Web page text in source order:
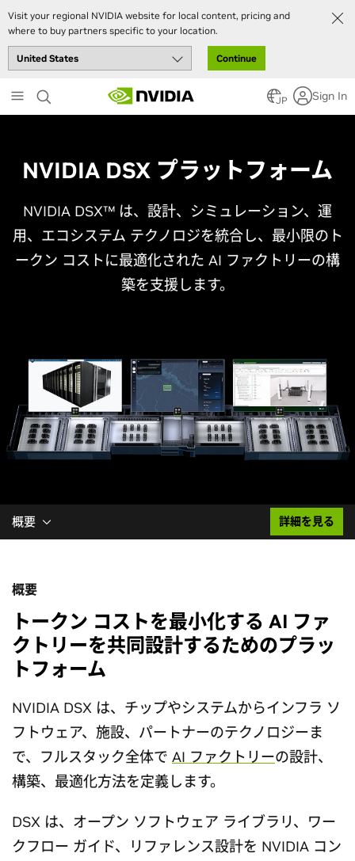
Visit your regional NVIDIA website for local content, pricing and
where to buy partners specific to your location.
Continue
to
main
JP Sign In
NVIDIA DSX プラットフォーム
NVIDIA DSX™ は、設計、シミュレーション、運
用、エコシステム テクノロジを統合し、最小限のト
ークン コストに最適化された AI ファクトリーの構
築を支援します。
概要 詳細を見る
概要
トークン コストを最小化する AI ファ
クトリーを共同設計するためのプラッ
トフォーム
NVIDIA DSX は、チップやシステムからインフラ ソ
フトウェア、施設、パートナーのテクノロジーま
で、フルスタック全体で AI ファクトリーの設計、
構築、最適化方法を定義します。
DSX は、オープン ソフトウェア ライブラリ、ワー
クフロー ガイド、リファレンス設計を NVIDIA コン